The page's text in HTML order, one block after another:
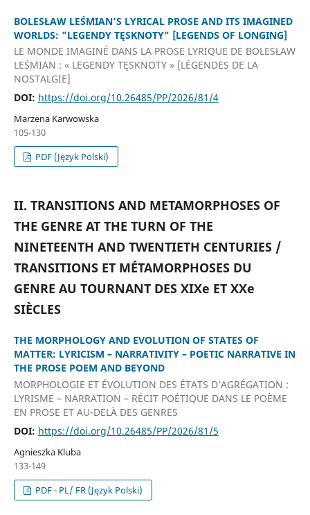
BOLESŁAW LEŚMIAN’S LYRICAL PROSE AND ITS IMAGINED
WORLDS: "LEGENDY TĘSKNOTY" [LEGENDS OF LONGING]
LE MONDE IMAGINÉ DANS LA PROSE LYRIQUE DE BOLESŁAW
LEŚMIAN : « LEGENDY TĘSKNOTY » [LÉGENDES DE LA
NOSTALGIE]
DOI: https://doi.org/10.26485/PP/2026/81/4
Marzena Karwowska
105-130
PDF (Język Polski)
II. TRANSITIONS AND METAMORPHOSES OF
THE GENRE AT THE TURN OF THE
NINETEENTH AND TWENTIETH CENTURIES /
TRANSITIONS ET MÉTAMORPHOSES DU
GENRE AU TOURNANT DES XIXe ET XXe
SIÈCLES
THE MORPHOLOGY AND EVOLUTION OF STATES OF
MATTER: LYRICISM – NARRATIVITY – POETIC NARRATIVE IN
THE PROSE POEM AND BEYOND
MORPHOLOGIE ET ÉVOLUTION DES ÉTATS D’AGRÉGATION :
LYRISME – NARRATION – RÉCIT POÉTIQUE DANS LE POÈME
EN PROSE ET AU-DELÀ DES GENRES
DOI: https://doi.org/10.26485/PP/2026/81/5
Agnieszka Kluba
133-149
PDF - PL/ FR (Język Polski)